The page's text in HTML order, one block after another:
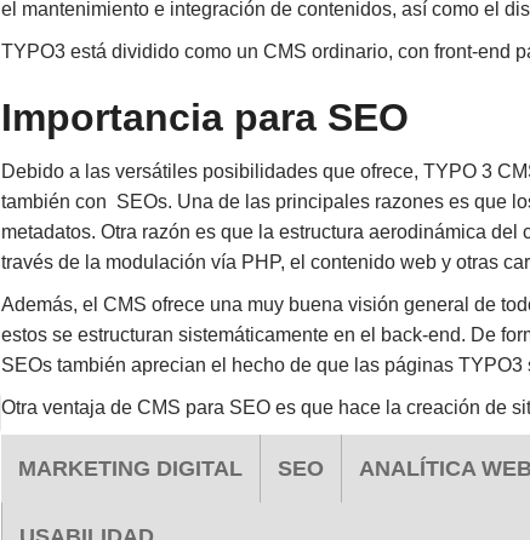
el mantenimiento e integración de contenidos, así como el
TYPO3 está dividido como un CMS ordinario, con front-end
Importancia para SEO
Debido a las versátiles posibilidades que ofrece, TYPO 3
también con SEOs. Una de las principales razones es que
metadatos. Otra razón es que la estructura aerodinámica
través de la modulación vía PHP, el contenido web y otras
Además, el CMS ofrece una muy buena visión general de
estos se estructuran sistemáticamente en el back-end. De
SEOs también aprecian el hecho de que las páginas
Otra ventaja de CMS para SEO es que hace la creación de
MARKETING DIGITAL SEO ANALÍTICA WEB